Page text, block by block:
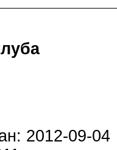
2012-09-04